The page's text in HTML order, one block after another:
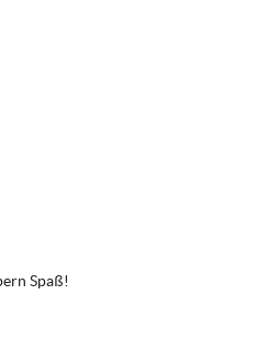
Spaß!